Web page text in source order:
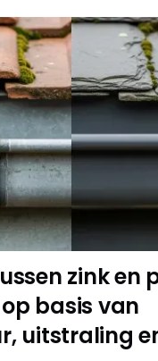
kopen is een
De juiste
maat en vorm,
of jouw dakgoot
of al na
zorgt.
zink en
basis van
uitstraling